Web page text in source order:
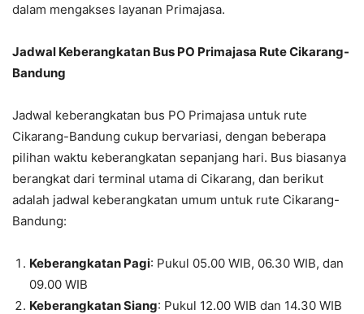
dalam mengakses layanan Primajasa.
Jadwal Keberangkatan Bus PO Primajasa Rute Cikarang-
Bandung
Jadwal keberangkatan bus PO Primajasa untuk rute
Cikarang-Bandung cukup bervariasi, dengan beberapa
pilihan waktu keberangkatan sepanjang hari. Bus biasanya
berangkat dari terminal utama di Cikarang, dan berikut
adalah jadwal keberangkatan umum untuk rute Cikarang-
Bandung:
Keberangkatan Pagi: Pukul 05.00 WIB, 06.30 WIB, dan
09.00 WIB
Keberangkatan Siang: Pukul 12.00 WIB dan 14.30 WIB